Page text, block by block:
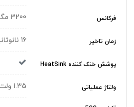
فرکانس 3200 مگاهرتز
زمان تاخیر 16 نانوثانیه
پوشش خنک کننده HeatSink
ولتاژ عملیاتی 1.35 ولت